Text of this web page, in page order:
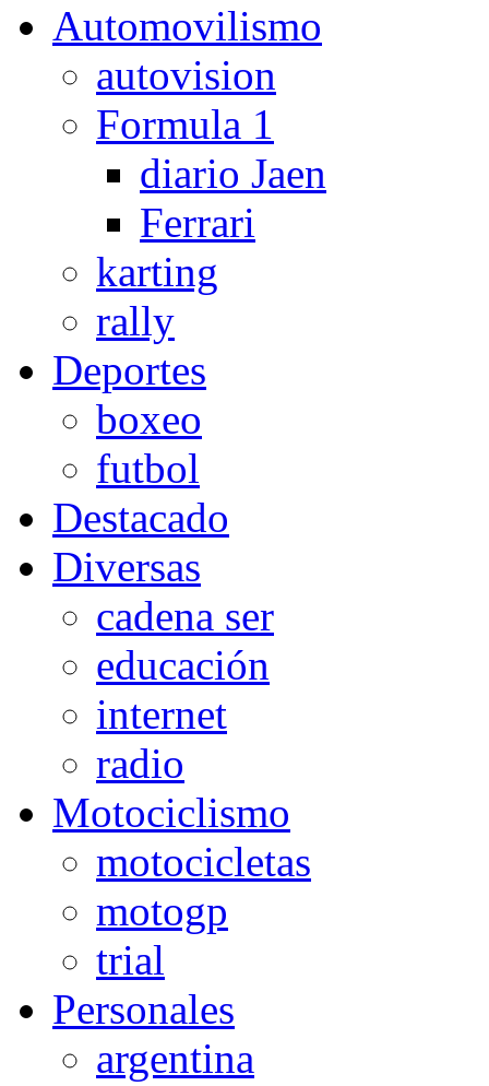
Automovilismo
autovision
Formula 1
diario Jaen
Ferrari
karting
rally
Deportes
boxeo
futbol
Destacado
Diversas
cadena ser
educación
internet
radio
Motociclismo
motocicletas
motogp
trial
Personales
argentina